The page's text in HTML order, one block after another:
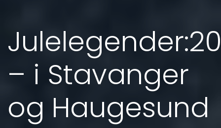
– i Stavanger
og Haugesund